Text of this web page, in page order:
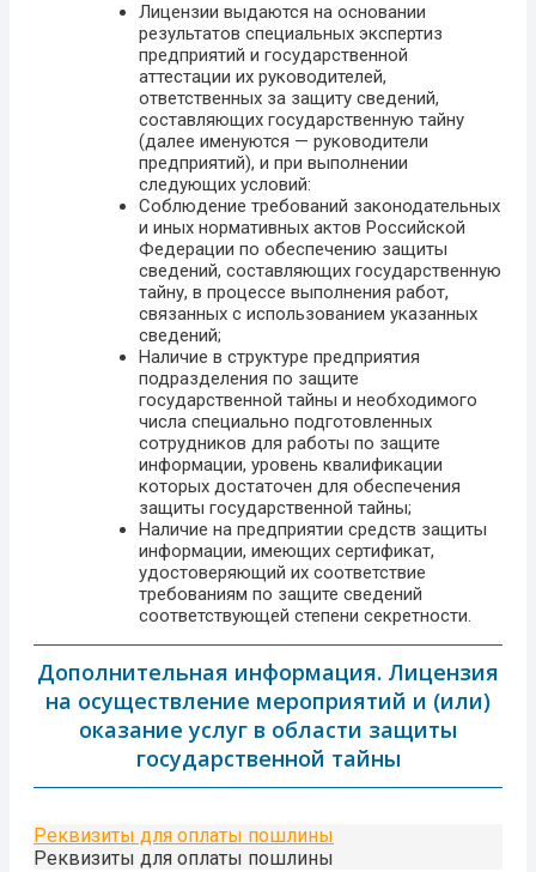
Лицензии выдаются на основании
результатов специальных экспертиз
предприятий и государственной
аттестации их руководителей,
ответственных за защиту сведений,
составляющих государственную тайну
(далее именуются — руководители
предприятий), и при выполнении
следующих условий:
Соблюдение требований законодательных
и иных нормативных актов Российской
Федерации по обеспечению защиты
сведений, составляющих государственную
тайну, в процессе выполнения работ,
связанных с использованием указанных
сведений;
Наличие в структуре предприятия
подразделения по защите
государственной тайны и необходимого
числа специально подготовленных
сотрудников для работы по защите
информации, уровень квалификации
которых достаточен для обеспечения
защиты государственной тайны;
Наличие на предприятии средств защиты
информации, имеющих сертификат,
удостоверяющий их соответствие
требованиям по защите сведений
соответствующей степени секретности.
Дополнительная информация. Лицензия
на осуществление мероприятий и (или)
оказание услуг в области защиты
государственной тайны
Реквизиты для оплаты пошлины
Реквизиты для оплаты пошлины